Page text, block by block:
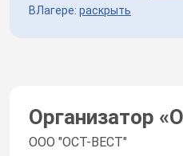
ВЛагере: раскрыть
Организатор «
ООО "ОСТ-ВЕСТ"